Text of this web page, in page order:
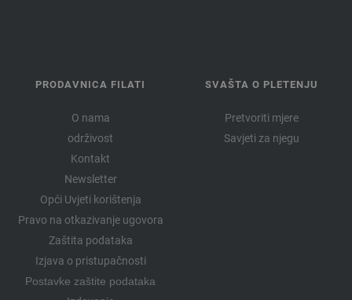
PRODAVNICA FILATI
O nama
održivost
Kontakt
Newsletter
Opći Uvjeti korištenja
Pravo na otkazivanje ugovora
Zaštita podataka
Izjava o pristupačnosti
Postavke zaštite podataka
SVAŠTA O PLETENJU
Pretvoriti mjere
Savjeti za njegu